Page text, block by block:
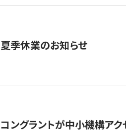
夏季休業のお知らせ
コングラントが中小機構ア